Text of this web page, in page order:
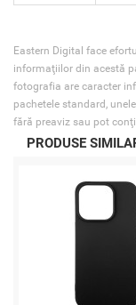
Eastern Digital face
informaţiilor din acestă
fotografia are caracter
pachetele standard,
fără preaviz sau pot
PRODUSE